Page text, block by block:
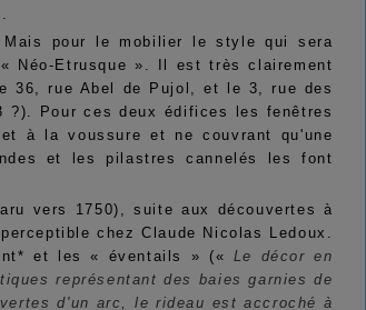
Mais pour le mobilier le style qui sera
Néo-Etrusque ». Il est très clairement
36, rue Abel de Pujol, et le 3, rue des
?). Pour ces deux édifices les fenêtres
à la voussure et ne couvrant qu'une
et les pilastres cannelés les font
vers 1750), suite aux découvertes à
chez Claude Nicolas Ledoux.
et les « éventails » (« Le décor en
représentant des baies garnies de
d'un arc, le rideau est accroché à